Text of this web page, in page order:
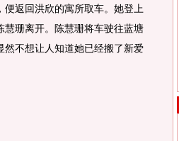
返回洪欣的寓所取车。她登上
慧珊离开。陈慧珊将车驶往蓝塘
不想让人知道她已经搬了新爱